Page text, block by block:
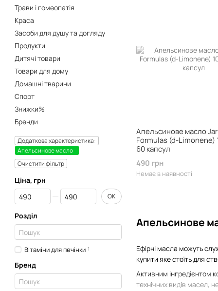
Апельсинове
Ефірні масла можуть
купити яке стоїть для
Активним інгредієнтом
технічних видів масел,
Апельсинове масло
Formulas (d-Limonene)
60 капсул
490 грн
Немає в наявності
Трави і гомеопатія
Краса
Засоби для душу та догляду
Продукти
Дитячі товари
Товари для дому
Домашні тварини
Спорт
Знижки%
Бренди
Додаткова характеристика:
Апельсинове масло
Очистити фільтр
Ціна, грн
Від Ціна, грн
До Ціна, грн ОК
Розділ
Вітаміни для печінки 1
Бренд